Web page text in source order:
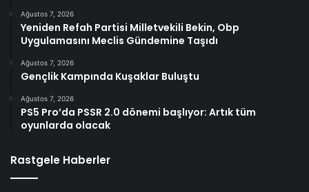
Ağustos 7, 2026
Yeniden Refah Partisi Milletvekili Bekin, Obp
Uygulamasını Meclis Gündemine Taşıdı
Ağustos 7, 2026
Gençlik Kampında Kuşaklar Buluştu
Ağustos 7, 2026
PS5 Pro’da PSSR 2.0 dönemi başlıyor: Artık tüm
oyunlarda olacak
Rastgele Haberler